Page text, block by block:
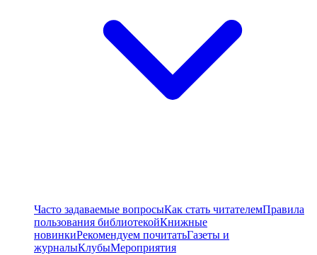
Часто задаваемые вопросыКак стать читателемПравила
пользования библиотекойКнижные
новинкиРекомендуем почитатьГазеты и
журналыКлубыМероприятия